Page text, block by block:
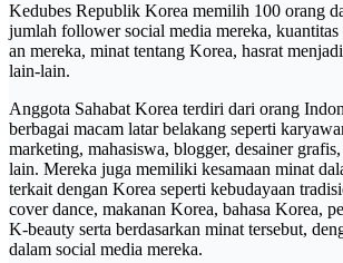
Kedubes Republik Korea memilih 100 orang
jumlah follower social media mereka,
an mereka, minat tentang Korea, hasrat
lain-lain.
Anggota Sahabat Korea terdiri dari orang
berbagai macam latar belakang seperti
marketing, mahasiswa, blogger, desainer
lain. Mereka juga memiliki kesamaan minat
terkait dengan Korea seperti kebudayaan
cover dance, makanan Korea, bahasa Korea,
K-beauty serta berdasarkan minat tersebut,
dalam social media mereka.